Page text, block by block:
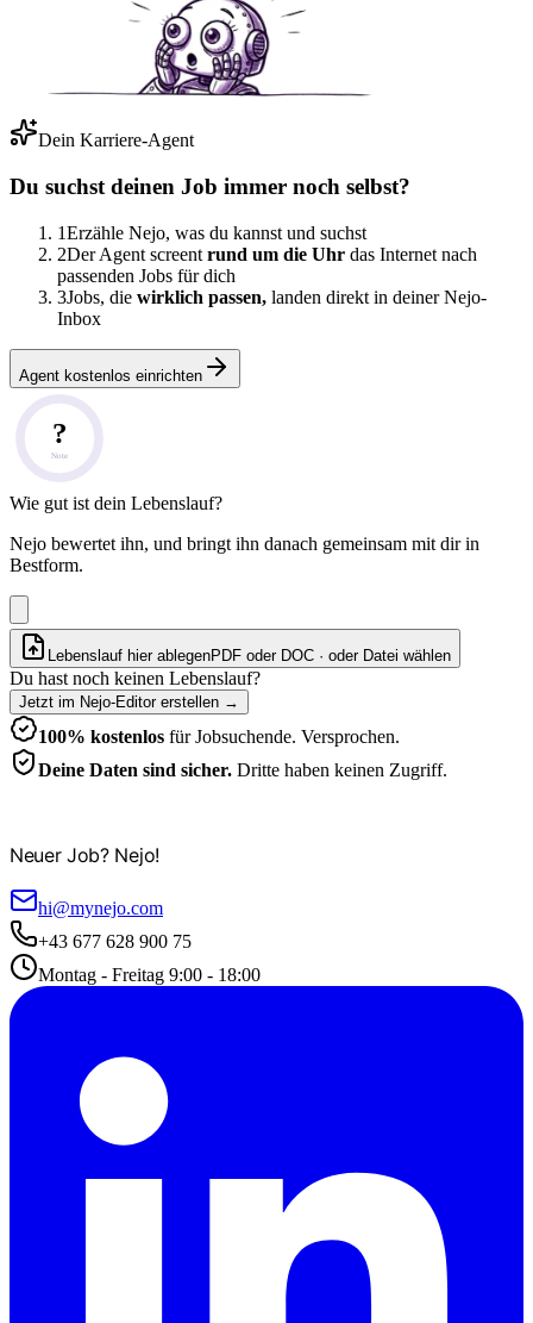
Dein Karriere-Agent
Du suchst deinen Job immer noch selbst?
1Erzähle Nejo, was du kannst und suchst
2Der Agent screent rund um die Uhr das Internet nach
passenden Jobs für dich
3Jobs, die wirklich passen, landen direkt in deiner Nejo-
Inbox
Agent kostenlos einrichten
?
Note
Wie gut ist dein Lebenslauf?
Nejo bewertet ihn, und bringt ihn danach gemeinsam mit dir in
Bestform.
Lebenslauf hier ablegenPDF oder DOC · oder Datei wählen
Du hast noch keinen Lebenslauf?
Jetzt im Nejo-Editor erstellen →
100% kostenlos für Jobsuchende. Versprochen.
Deine Daten sind sicher. Dritte haben keinen Zugriff.
Neuer Job? Nejo!
hi@mynejo.com
+43 677 628 900 75
Montag - Freitag 9:00 - 18:00